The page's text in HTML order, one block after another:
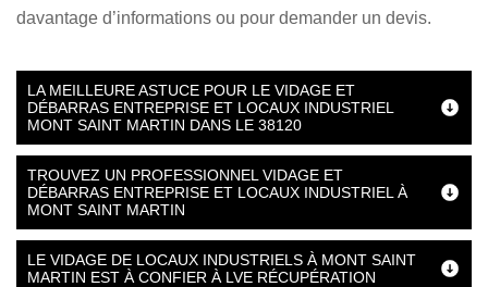
davantage d’informations ou pour demander un devis.
LA MEILLEURE ASTUCE POUR LE VIDAGE ET
DÉBARRAS ENTREPRISE ET LOCAUX INDUSTRIEL
MONT SAINT MARTIN DANS LE 38120
TROUVEZ UN PROFESSIONNEL VIDAGE ET
DÉBARRAS ENTREPRISE ET LOCAUX INDUSTRIEL À
MONT SAINT MARTIN
LE VIDAGE DE LOCAUX INDUSTRIELS À MONT SAINT
MARTIN EST À CONFIER À LVE RÉCUPÉRATION